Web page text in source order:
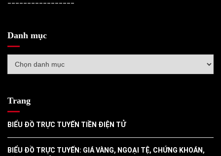
Danh mục
mục
Trang
BIỂU ĐỒ TRỰC TUYẾN TIỀN ĐIỆN TỬ
BIỂU ĐỒ TRỰC TUYẾN: GIÁ VÀNG, NGOẠI TỆ, CHỨNG KHOÁN,